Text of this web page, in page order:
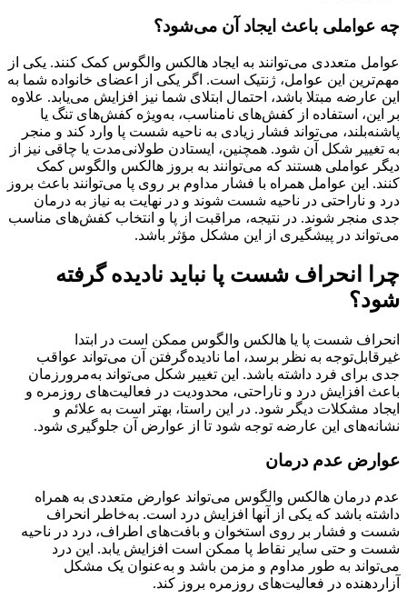
چه عواملی باعث ایجاد آن می‌شود؟
عوامل متعددی می‌توانند به ایجاد هالکس والگوس کمک کنند. یکی از
مهم‌ترین این عوامل، ژنتیک است. اگر یکی از اعضای خانواده شما به
این عارضه مبتلا باشد، احتمال ابتلای شما نیز افزایش می‌یابد. علاوه
بر این، استفاده از کفش‌های نامناسب، به‌ویژه کفش‌های تنگ یا
پاشنه‌بلند، می‌تواند فشار زیادی به ناحیه شست پا وارد کند و منجر
به تغییر شکل آن شود. همچنین، ایستادن طولانی‌مدت یا چاقی نیز از
دیگر عواملی هستند که می‌توانند به بروز هالکس والگوس کمک
کنند. این عوامل همراه با فشار مداوم بر روی پا می‌توانند باعث بروز
درد و ناراحتی در ناحیه شست شوند و در نهایت به نیاز به درمان
جدی منجر شوند. در نتیجه، مراقبت از پا و انتخاب کفش‌های مناسب
می‌تواند در پیشگیری از این مشکل مؤثر باشد.
چرا انحراف شست پا نباید نادیده گرفته
شود؟
انحراف شست پا یا هالکس والگوس ممکن است در ابتدا
غیرقابل‌توجه به نظر برسد، اما نادیده‌گرفتن آن می‌تواند عواقب
جدی برای فرد داشته باشد. این تغییر شکل می‌تواند به‌مرورزمان
باعث افزایش درد و ناراحتی، محدودیت در فعالیت‌های روزمره و
ایجاد مشکلات دیگر شود. در این راستا، بهتر است به علائم و
نشانه‌های این عارضه توجه شود تا از عوارض آن جلوگیری شود.
عوارض عدم درمان
عدم درمان هالکس والگوس می‌تواند عوارض متعددی به همراه
داشته باشد که یکی از آنها افزایش درد است. به‌خاطر انحراف
شست و فشار بر روی استخوان و بافت‌های اطراف، درد در ناحیه
شست و حتی سایر نقاط پا ممکن است افزایش یابد. این درد
می‌تواند به طور مداوم و مزمن باشد و به‌عنوان یک مشکل
آزاردهنده در فعالیت‌های روزمره بروز کند.